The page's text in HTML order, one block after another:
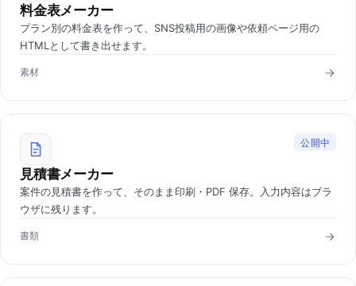
料金表メーカー
プラン別の料金表を作って、SNS投稿用の画像や依頼ページ用の
HTMLとして書き出せます。
素材
公開中
見積書メーカー
案件の見積書を作って、そのまま印刷・PDF 保存。入力内容はブラ
ウザに残ります。
書類